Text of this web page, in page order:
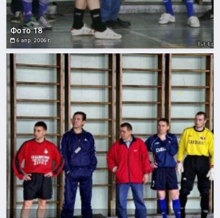
Фото 18
6 апр. 2006 г.